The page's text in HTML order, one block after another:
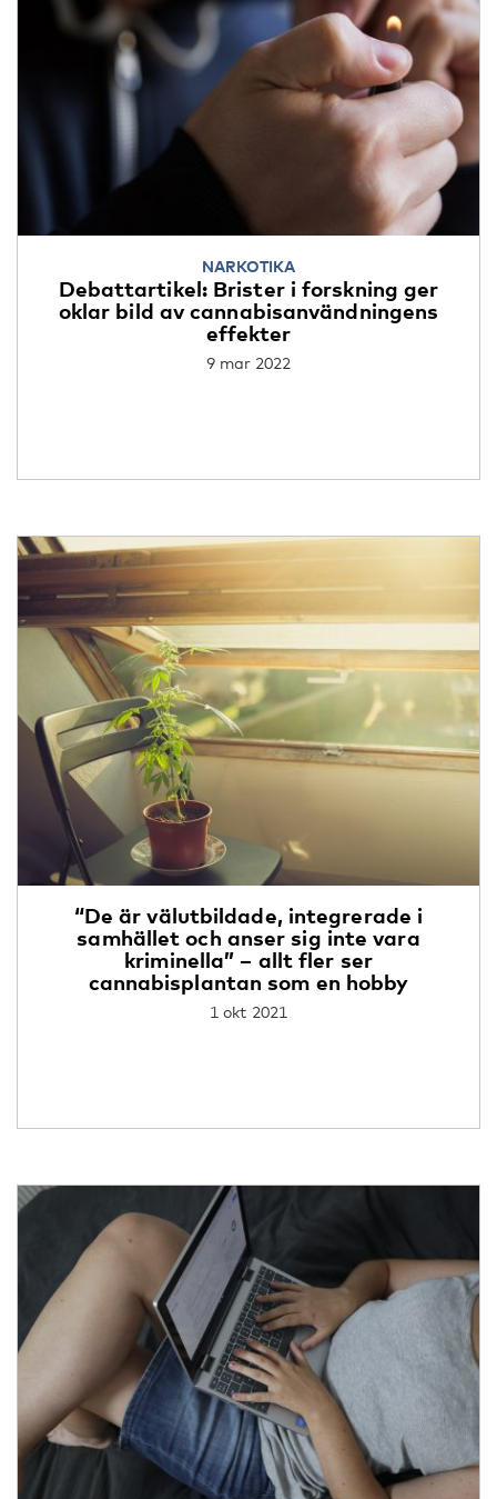
NARKOTIKA
Debattartikel: Brister i forskning ger
oklar bild av cannabisanvändningens
effekter
9 mar 2022
“De är välutbildade, integrerade i
samhället och anser sig inte vara
kriminella” – allt fler ser
cannabisplantan som en hobby
1 okt 2021